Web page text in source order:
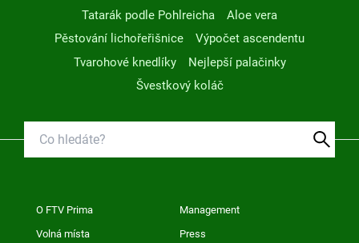
Tatarák podle Pohlreicha
Aloe vera
Pěstování lichořeřišnice
Výpočet ascendentu
Tvarohové knedlíky
Nejlepší palačinky
Švestkový koláč
O FTV Prima Management
Volná místa Press